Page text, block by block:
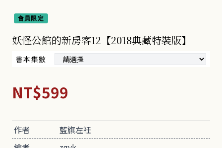
會員限定
妖怪公館的新房客12【2018典藏特裝版】
書本集數
NT$599
作者
藍旗左衽